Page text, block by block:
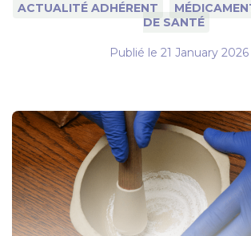
ACTUALITÉ ADHÉRENT
DE SANTÉ
Publié le 21 January 2026